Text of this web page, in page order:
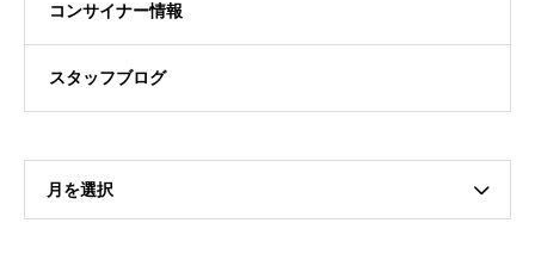
コンサイナー情報
スタッフブログ
月を選択